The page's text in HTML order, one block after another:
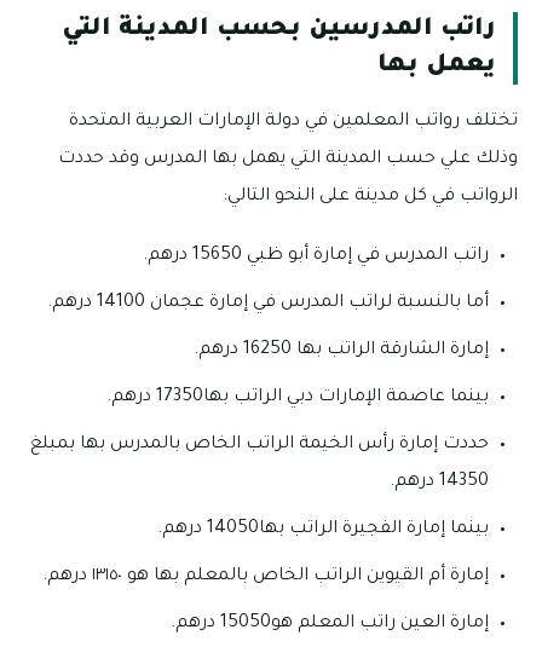
راتب المدرسين بحسب المدينة التي
يعمل بها
تختلف رواتب المعلمين في دولة الإمارات العربية المتحدة
وذلك علي حسب المدينة التي يهمل بها المدرس وقد حددت
الرواتب في كل مدينة على النحو التالي:
راتب المدرس في إمارة أبو ظبي 15650 درهم.
أما بالنسبة لراتب المدرس في إمارة عجمان 14100 درهم.
إمارة الشارقة الراتب بها 16250 درهم.
بينما عاصمة الإمارات دبي الراتب بها17350 درهم.
حددت إمارة رأس الخيمة الراتب الخاص بالمدرس بها بمبلغ
14350 درهم.
بينما إمارة الفجيرة الراتب بها14050 درهم.
إمارة أم القيوين الراتب الخاص بالمعلم بها هو ١٣١٥٠ درهم.
إمارة العين راتب المعلم هو15050 درهم.